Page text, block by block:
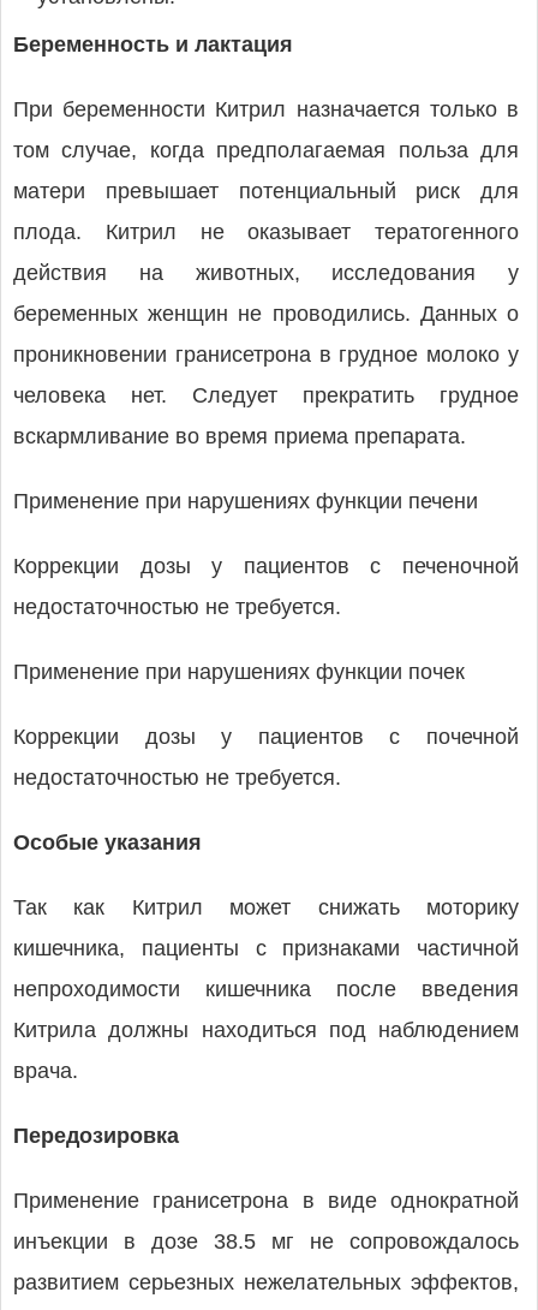
Беременность и лактация
При беременности Китрил назначается только в
том случае, когда предполагаемая польза для
матери превышает потенциальный риск для
плода. Китрил не оказывает тератогенного
действия на животных, исследования у
беременных женщин не проводились. Данных о
проникновении гранисетрона в грудное молоко у
человека нет. Следует прекратить грудное
вскармливание во время приема препарата.
Применение при нарушениях функции печени
Коррекции дозы у пациентов с печеночной
недостаточностью не требуется.
Применение при нарушениях функции почек
Коррекции дозы у пациентов с почечной
недостаточностью не требуется.
Особые указания
Так как Китрил может снижать моторику
кишечника, пациенты с признаками частичной
непроходимости кишечника после введения
Китрила должны находиться под наблюдением
врача.
Передозировка
Применение гранисетрона в виде однократной
инъекции в дозе 38.5 мг не сопровождалось
развитием серьезных нежелательных эффектов,